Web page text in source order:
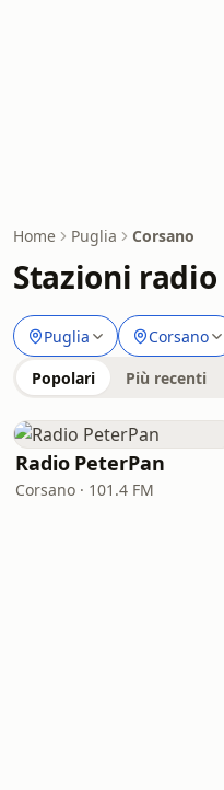
Home Puglia Corsano
Stazioni radio
Puglia Corsano
Popolari Più recenti
Radio PeterPan
Corsano · 101.4 FM